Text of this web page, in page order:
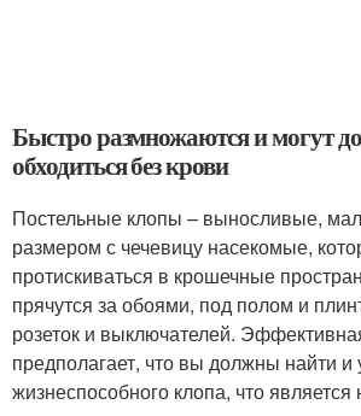
Быстро размножаются и могут
обходиться без крови
Постельные клопы – выносливые,
размером с чечевицу насекомые,
протискиваться в крошечные
прячутся за обоями, под полом и
розеток и выключателей.
предполагает, что вы должны найти и
жизнеспособного клопа, что является